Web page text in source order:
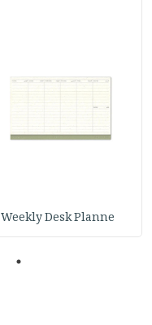
Weekly Desk Planne
1